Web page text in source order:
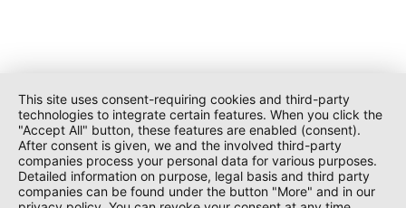
This site uses consent-requiring cookies and third-party
technologies to integrate certain features. When you click the
"Accept All" button, these features are enabled (consent).
After consent is given, we and the involved third-party
companies process your personal data for various purposes.
Detailed information on purpose, legal basis and third party
companies can be found under the button "More" and in our